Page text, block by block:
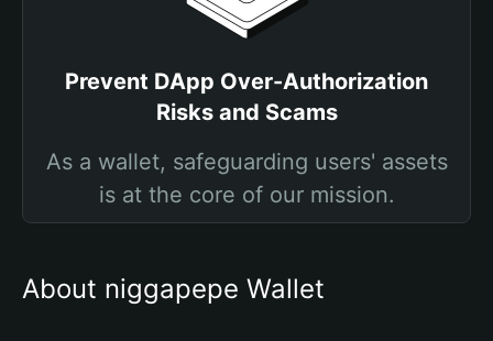
Prevent DApp Over-Authorization
Risks and Scams
As a wallet, safeguarding users' assets
is at the core of our mission.
About niggapepe Wallet